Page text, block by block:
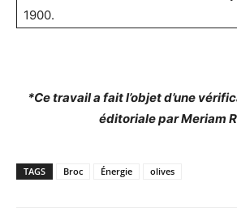
1900.
*Ce travail a fait l’objet d’une
éditoriale par Meriam
TAGS Broc Énergie olives